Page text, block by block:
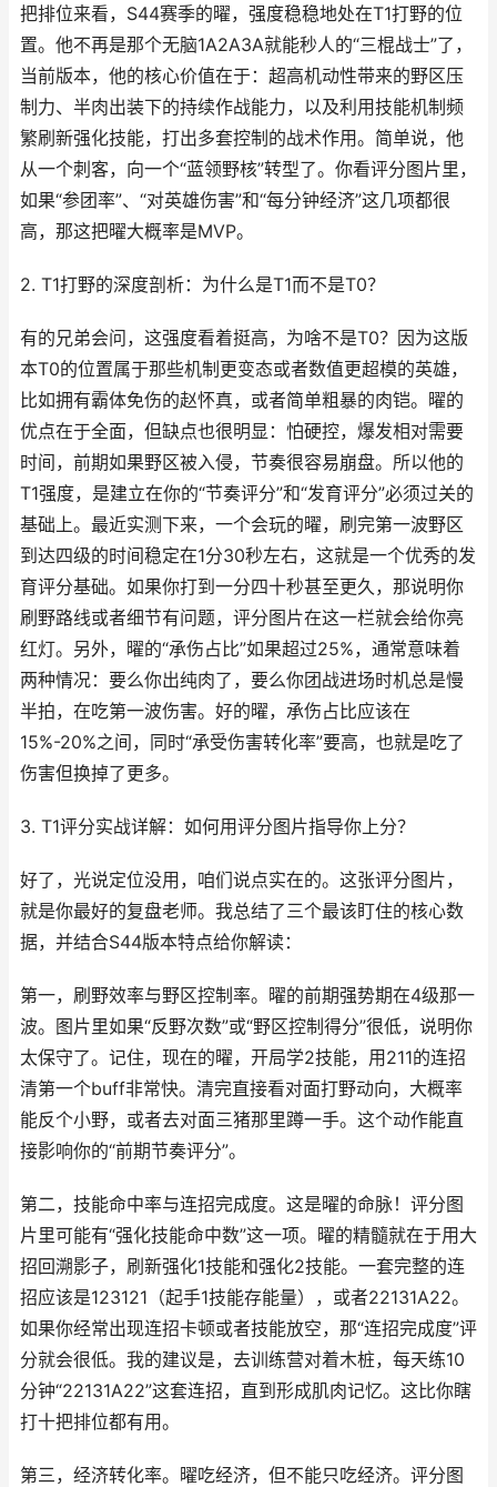
把排位来看，S44赛季的曜，强度稳稳地处在T1打野的位
置。他不再是那个无脑1A2A3A就能秒人的“三棍战士”了，
当前版本，他的核心价值在于：超高机动性带来的野区压
制力、半肉出装下的持续作战能力，以及利用技能机制频
繁刷新强化技能，打出多套控制的战术作用。简单说，他
从一个刺客，向一个“蓝领野核”转型了。你看评分图片里，
如果“参团率”、“对英雄伤害”和“每分钟经济”这几项都很
高，那这把曜大概率是MVP。
2. T1打野的深度剖析：为什么是T1而不是T0？
有的兄弟会问，这强度看着挺高，为啥不是T0？因为这版
本T0的位置属于那些机制更变态或者数值更超模的英雄，
比如拥有霸体免伤的赵怀真，或者简单粗暴的肉铠。曜的
优点在于全面，但缺点也很明显：怕硬控，爆发相对需要
时间，前期如果野区被入侵，节奏很容易崩盘。所以他的
T1强度，是建立在你的“节奏评分”和“发育评分”必须过关的
基础上。最近实测下来，一个会玩的曜，刷完第一波野区
到达四级的时间稳定在1分30秒左右，这就是一个优秀的发
育评分基础。如果你打到一分四十秒甚至更久，那说明你
刷野路线或者细节有问题，评分图片在这一栏就会给你亮
红灯。另外，曜的“承伤占比”如果超过25%，通常意味着
两种情况：要么你出纯肉了，要么你团战进场时机总是慢
半拍，在吃第一波伤害。好的曜，承伤占比应该在
15%-20%之间，同时“承受伤害转化率”要高，也就是吃了
伤害但换掉了更多。
3. T1评分实战详解：如何用评分图片指导你上分？
好了，光说定位没用，咱们说点实在的。这张评分图片，
就是你最好的复盘老师。我总结了三个最该盯住的核心数
据，并结合S44版本特点给你解读：
第一，刷野效率与野区控制率。曜的前期强势期在4级那一
波。图片里如果“反野次数”或“野区控制得分”很低，说明你
太保守了。记住，现在的曜，开局学2技能，用211的连招
清第一个buff非常快。清完直接看对面打野动向，大概率
能反个小野，或者去对面三猪那里蹲一手。这个动作能直
接影响你的“前期节奏评分”。
第二，技能命中率与连招完成度。这是曜的命脉！评分图
片里可能有“强化技能命中数”这一项。曜的精髓就在于用大
招回溯影子，刷新强化1技能和强化2技能。一套完整的连
招应该是123121（起手1技能存能量），或者22131A22。
如果你经常出现连招卡顿或者技能放空，那“连招完成度”评
分就会很低。我的建议是，去训练营对着木桩，每天练10
分钟“22131A22”这套连招，直到形成肌肉记忆。这比你瞎
打十把排位都有用。
第三，经济转化率。曜吃经济，但不能只吃经济。评分图